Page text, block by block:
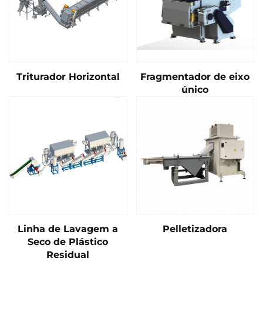
Triturador Horizontal
Fragmentador de eixo
único
Linha de Lavagem a
Seco de Plástico
Residual
Pelletizadora